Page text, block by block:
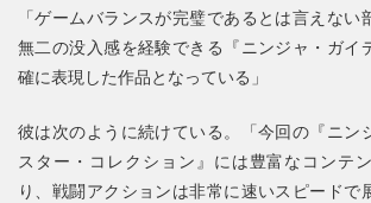
「ゲームバランスが完璧であるとは言えない
無二の没入感を経験できる『ニンジャ・ガイ
確に表現した作品となっている」
彼は次のように続けている。「今回の『ニン
スター・コレクション』には豊富なコンテ
り、戦闘アクションは非常に速いスピードで